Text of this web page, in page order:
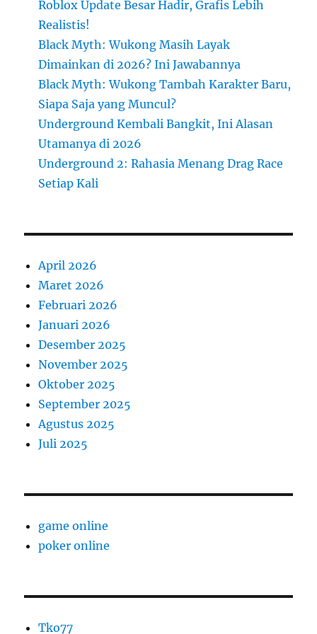
Roblox Update Besar Hadir, Grafis Lebih
Realistis!
Black Myth: Wukong Masih Layak
Dimainkan di 2026? Ini Jawabannya
Black Myth: Wukong Tambah Karakter Baru,
Siapa Saja yang Muncul?
Underground Kembali Bangkit, Ini Alasan
Utamanya di 2026
Underground 2: Rahasia Menang Drag Race
Setiap Kali
April 2026
Maret 2026
Februari 2026
Januari 2026
Desember 2025
November 2025
Oktober 2025
September 2025
Agustus 2025
Juli 2025
game online
poker online
Tko77